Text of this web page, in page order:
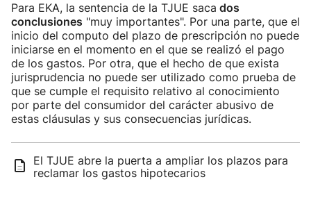
Para EKA, la sentencia de la TJUE saca dos
conclusiones "muy importantes". Por una parte, que el
inicio del computo del plazo de prescripción no puede
iniciarse en el momento en el que se realizó el pago
de los gastos. Por otra, que el hecho de que exista
jurisprudencia no puede ser utilizado como prueba de
que se cumple el requisito relativo al conocimiento
por parte del consumidor del carácter abusivo de
estas cláusulas y sus consecuencias jurídicas.
El TJUE abre la puerta a ampliar los plazos para
reclamar los gastos hipotecarios